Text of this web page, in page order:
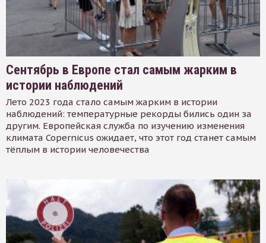
Сентябрь в Европе стал самым жарким в
истории наблюдений
Лето 2023 года стало самым жарким в истории
наблюдений: температурные рекорды бились один за
другим. Европейская служба по изучению изменения
климата Copernicus ожидает, что этот год станет самым
тёплым в истории человечества